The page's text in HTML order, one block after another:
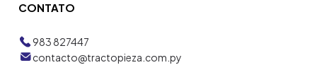
CONTATO
983 827447
contacto@tractopieza.com.py